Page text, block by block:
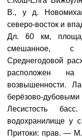
В., у д.
северо-восток и
Дл. 60 км,
смешанное, с
Среднегодовой
расположен
возвышенности.
берёзово-
Лесистость
водохранилище у
Притоки: прав. —